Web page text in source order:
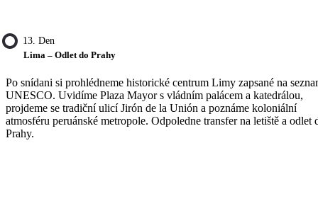
13. Den
Lima – Odlet do Prahy
Po snídani si prohlédneme historické centrum Limy zapsané na
UNESCO. Uvidíme Plaza Mayor s vládním palácem a katedrálou,
projdeme se tradiční ulicí Jirón de la Unión a poznáme koloniální
atmosféru peruánské metropole. Odpoledne transfer na letiště a odlet
Prahy.